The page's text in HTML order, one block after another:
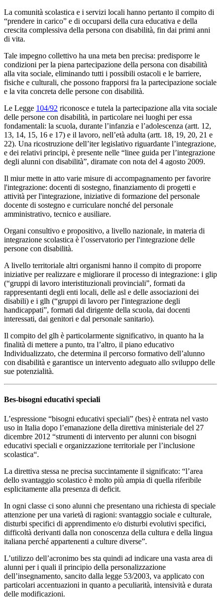
La comunità scolastica e i servizi locali hanno pertanto il compito di
“prendere in carico” e di occuparsi della cura educativa e della
crescita complessiva della persona con disabilità, fin dai primi anni
di vita.
Tale impegno collettivo ha una meta ben precisa: predisporre le
condizioni per la piena partecipazione della persona con disabilità
alla vita sociale, eliminando tutti i possibili ostacoli e le barriere,
fisiche e culturali, che possono frapporsi fra la partecipazione sociale
e la vita concreta delle persone con disabilità.
Le Legge 104/92 riconosce e tutela la partecipazione alla vita sociale
delle persone con disabilità, in particolare nei luoghi per essa
fondamentali: la scuola, durante l’infanzia e l’adolescenza (artt. 12,
13, 14, 15, 16 e 17) e il lavoro, nell’età adulta (artt. 18, 19, 20, 21 e
22). Una ricostruzione dell’iter legislativo riguardante l’integrazione,
e dei relativi principi, è presente nelle “linee guida per l’integrazione
degli alunni con disabilità”, diramate con nota del 4 agosto 2009.
Il miur mette in atto varie misure di accompagnamento per favorire
l'integrazione: docenti di sostegno, finanziamento di progetti e
attività per l'integrazione, iniziative di formazione del personale
docente di sostegno e curriculare nonché del personale
amministrativo, tecnico e ausiliare.
Organi consultivo e propositivo, a livello nazionale, in materia di
integrazione scolastica è l’osservatorio per l'integrazione delle
persone con disabilità.
A livello territoriale altri organismi hanno il compito di proporre
iniziative per realizzare e migliorare il processo di integrazione: i glip
(“gruppi di lavoro interistituzionali provinciali”, formati da
rappresentanti degli enti locali, delle asl e delle associazioni dei
disabili) e i glh (“gruppi di lavoro per l'integrazione degli
handicappati”, formati dal dirigente della scuola, dai docenti
interessati, dai genitori e dal personale sanitario).
Il compito del glh è particolarmente significativo, in quanto ha la
finalità di mettere a punto, tra l’altro, il piano educativo
Individualizzato, che determina il percorso formativo dell’alunno
con disabilità e garantisce un intervento adeguato allo sviluppo delle
sue potenzialità.
Bes-bisogni educativi speciali
L’espressione “bisogni educativi speciali” (bes) è entrata nel vasto
uso in Italia dopo l’emanazione della direttiva ministeriale del 27
dicembre 2012 “strumenti di intervento per alunni con bisogni
educativi speciali e organizzazione territoriale per l’inclusione
scolastica“.
La direttiva stessa ne precisa succintamente il significato: “l’area
dello svantaggio scolastico è molto più ampia di quella riferibile
esplicitamente alla presenza di deficit.
In ogni classe ci sono alunni che presentano una richiesta di speciale
attenzione per una varietà di ragioni: svantaggio sociale e culturale,
disturbi specifici di apprendimento e/o disturbi evolutivi specifici,
difficoltà derivanti dalla non conoscenza della cultura e della lingua
italiana perché appartenenti a culture diverse”.
L’utilizzo dell’acronimo bes sta quindi ad indicare una vasta area di
alunni per i quali il principio della personalizzazione
dell’insegnamento, sancito dalla legge 53/2003, va applicato con
particolari accentuazioni in quanto a peculiarità, intensività e durata
delle modificazioni.